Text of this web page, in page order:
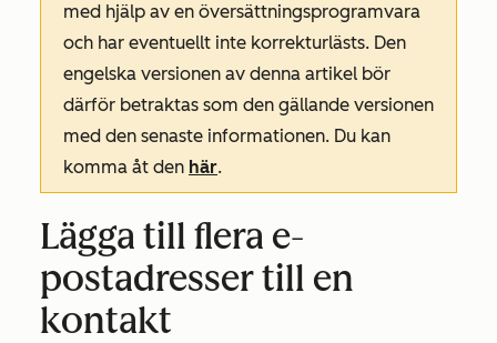
med hjälp av en översättningsprogramvara
och har eventuellt inte korrekturlästs. Den
engelska versionen av denna artikel bör
därför betraktas som den gällande versionen
med den senaste informationen. Du kan
komma åt den här.
Lägga till flera e-
postadresser till en
kontakt